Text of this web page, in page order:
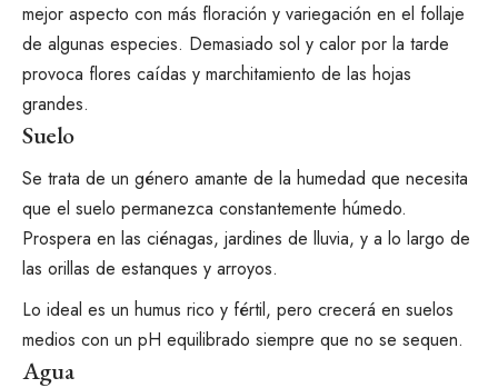
mejor aspecto con más floración y variegación en el follaje
de algunas especies. Demasiado sol y calor por la tarde
provoca flores caídas y marchitamiento de las hojas
grandes.
Suelo
Se trata de un género amante de la humedad que necesita
que el suelo permanezca constantemente húmedo.
Prospera en las ciénagas, jardines de lluvia, y a lo largo de
las orillas de estanques y arroyos.
Lo ideal es un humus rico y fértil, pero crecerá en suelos
medios con un pH equilibrado siempre que no se sequen.
Agua